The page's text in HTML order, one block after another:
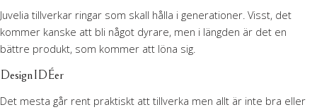
Juvelia tillverkar ringar som skall hålla i generationer. Visst, det
kommer kanske att bli något dyrare, men i längden är det en
bättre produkt, som kommer att löna sig.
DesignIDÉer
Det mesta går rent praktiskt att tillverka men allt är inte bra eller